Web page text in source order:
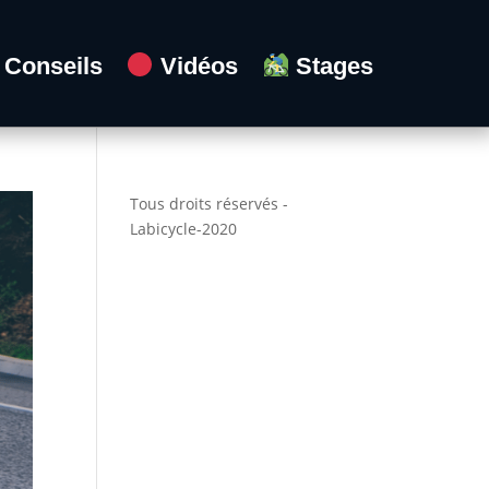
Conseils Vidéos Stages
Tous droits réservés -
Labicycle-2020